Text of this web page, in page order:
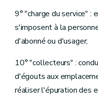
Art.
Art.
Art.D.187
Art.
Art.
Art.
Art.
9° "charge du service" :
s'imposent à la
d'abonné ou d'usager;
10° "collecteurs" :
d'égouts aux
réaliser l'épuration des